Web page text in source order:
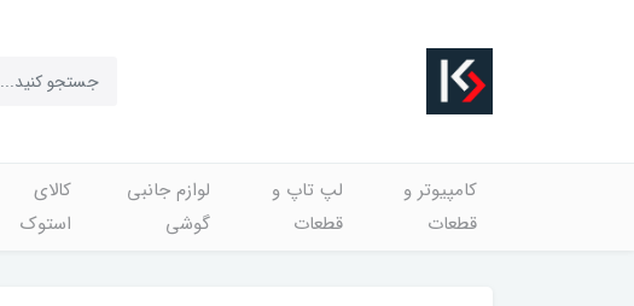
کامپیوتر و
قطعات
لپ تاپ و
قطعات
لوازم جانبی
گوشی
کالای
استوک